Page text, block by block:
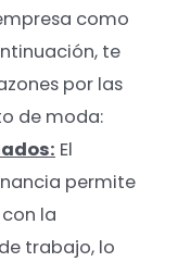
como
te
por las
de moda:
El
permite
la
trabajo, lo